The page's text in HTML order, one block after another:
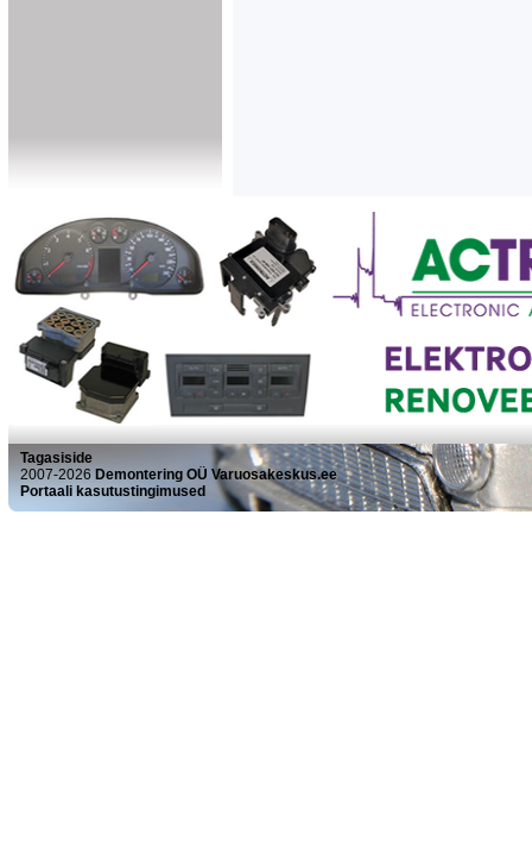
Tagasiside
2007-2026 Demontering OÜ Varuosakeskus.ee
Portaali kasutustingimused